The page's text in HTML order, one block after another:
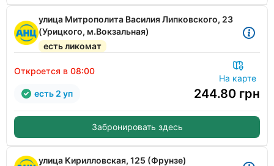
улица Митрополита Василия Липковского, 23
(Урицкого, м.Вокзальная)
есть ликомат
Откроется в 08:00
На карте
244.80 грн
есть 2 уп
Забронировать здесь
улица Кирилловская, 125 (Фрунзе)